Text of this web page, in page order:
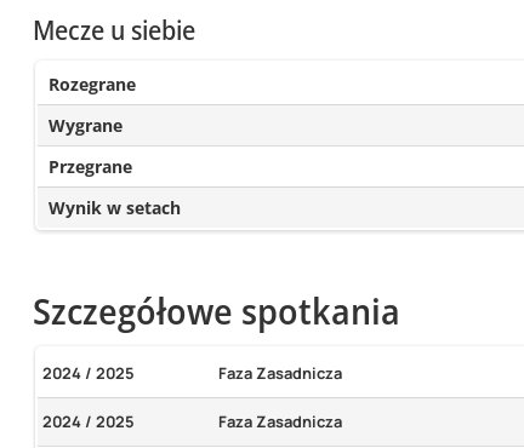
Mecze u siebie
Rozegrane
Wygrane
Przegrane
Wynik w setach
Szczegółowe spotkania
2024 / 2025 Faza Zasadnicza
2024 / 2025 Faza Zasadnicza